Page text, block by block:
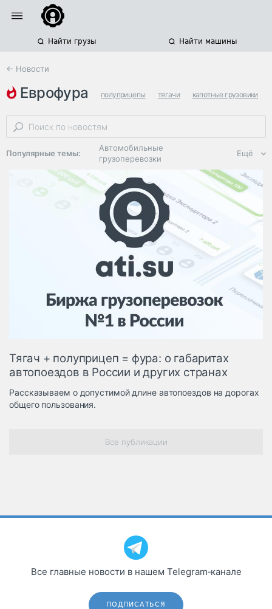
Найти грузы Найти машины
← Новости
еврофура полуприцепы тягачи капотные грузовики
Популярные темы:
Автомобильные
грузоперевозки
Региональная
логистика
ЭДО, ИТ в
логистике
Дороги,
инфраструктура
Логистика, грузы
Негабаритные и
опасные грузы
Безопасность и
Таможня и ВЭД
грузовые
Дзен
Ещё
Тягач + полуприцеп = фура: о габаритах
автопоездов в России и других странах
Рассказываем о допустимой длине автопоездов на дорогах
общего пользования.
Все публикации
Все главные новости в нашем Telegram‑канале
ПОДПИСАТЬСЯ